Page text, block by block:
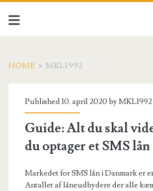
HOME > MKL1992
Forfatter:
Published 10. april 2020 byMKL1992
Guide: Alt du skal
du optager et SMS lån
Markedet for SMS lån i Danmark er
Antallet af låneudbydere der alle